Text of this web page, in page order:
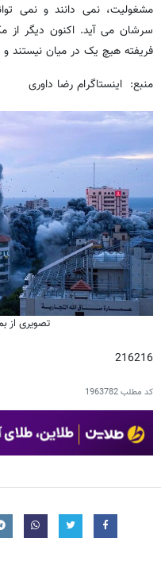
مشغولیت، نمی دانند و نمی
سرشان می آید. اکنون دیگر از
فریفته هیچ یک در میان نیستند
منبع: اینستاگرام رضا داوری
تصویری از
216216
کد مطلب1963782